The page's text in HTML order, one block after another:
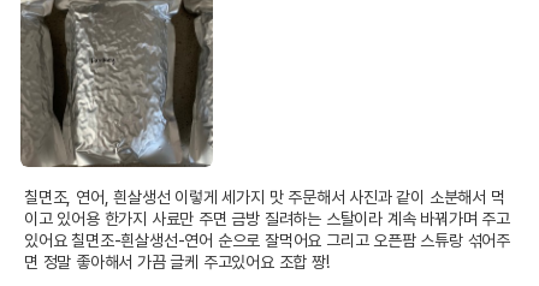
칠면조, 연어, 흰살생선 이렇게 세가지 맛 주문해서 사진과 같이 소분해서 먹
이고 있어용 한가지 사료만 주면 금방 질려하는 스탈이라 계속 바꿔가며 주고
있어요 칠면조-흰살생선-연어 순으로 잘먹어요 그리고 오픈팜 스튜랑 섞어주
면 정말 좋아해서 가끔 글케 주고있어요 조합 짱!